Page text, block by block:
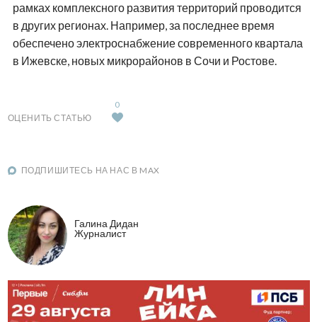
рамках комплексного развития территорий проводится
в других регионах. Например, за последнее время
обеспечено электроснабжение современного квартала
в Ижевске, новых микрорайонов в Сочи и Ростове.
ОЦЕНИТЬ СТАТЬЮ
0
ПОДПИШИТЕСЬ НА НАС В MAX
Галина Дидан
Журналист